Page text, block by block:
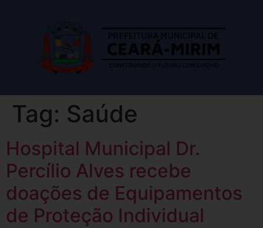
Tag: Saúde
Hospital Municipal Dr.
Percílio Alves recebe
doações de Equipamentos
de Proteção Individual